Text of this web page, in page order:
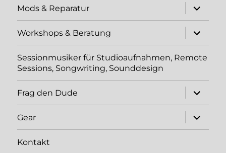
Mods & Reparatur
öffnen
Workshops & Beratung
öffnen
Sessionmusiker für Studioaufnahmen, Remote
Sessions, Songwriting, Sounddesign
Frag den Dude
öffnen
Gear
öffnen
Kontakt